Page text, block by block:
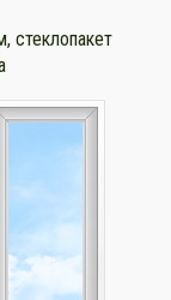
стеклопакет